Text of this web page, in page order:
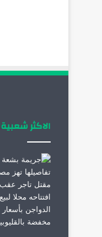
الاكثر شعبية